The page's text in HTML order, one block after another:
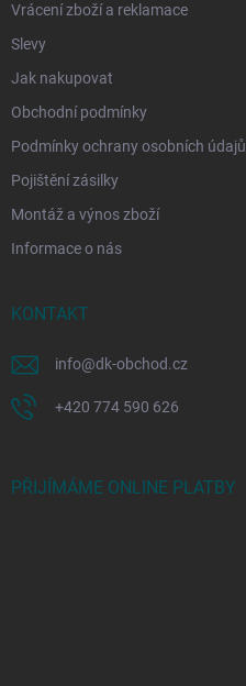
Vrácení zboží a reklamace
Slevy
Jak nakupovat
Obchodní podmínky
Podmínky ochrany osobních údajů
Pojištění zásilky
Montáž a výnos zboží
Informace o nás
KONTAKT
info@dk-obchod.cz
+420 774 590 626
PŘIJÍMÁME ONLINE PLATBY